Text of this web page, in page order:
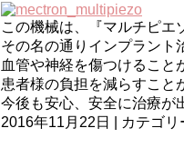
この機械は、『マルチピエ
その名の通りインプラント
血管や神経を傷つけること
患者様の負担を減らすこと
今後も安心、安全に治療が
2016年11月22日 | カテゴリ